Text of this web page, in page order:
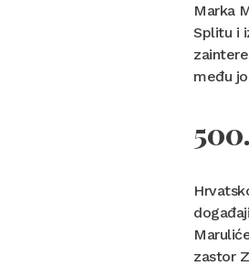
Marka
Splitu i
među
zastor